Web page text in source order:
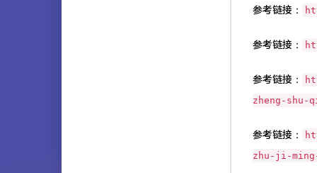
参考链接：
参考链接：
参考链接：
zheng-
参考链接：
zhu-ji-